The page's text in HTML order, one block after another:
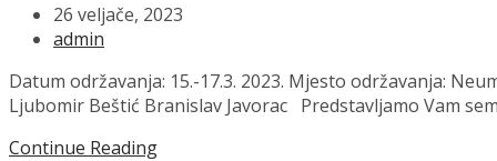
26 veljače, 2023
admin
Datum održavanja: 15.-17.3. 2023. Mjesto održavanja:
Ljubomir Beštić Branislav Javorac Predstavljamo Vam
Continue Reading